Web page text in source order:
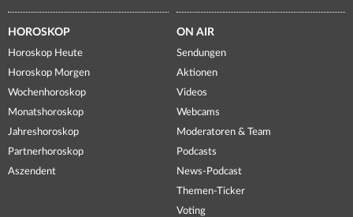
HOROSKOP
Horoskop Heute
Horoskop Morgen
Wochenhoroskop
Monatshoroskop
Jahreshoroskop
Partnerhoroskop
Aszendent
ON AIR
Sendungen
Aktionen
Videos
Webcams
Moderatoren & Team
Podcasts
News-Podcast
Themen-Ticker
Voting